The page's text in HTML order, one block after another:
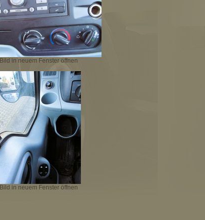
Bild in neuem Fenster öffnen
Bild in neuem Fenster öffnen